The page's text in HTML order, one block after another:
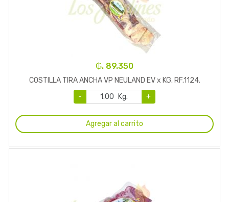
₲. 89.350
COSTILLA TIRA ANCHA VP NEULAND EV x KG. RF.1124.
-
Kg. +
Agregar al carrito